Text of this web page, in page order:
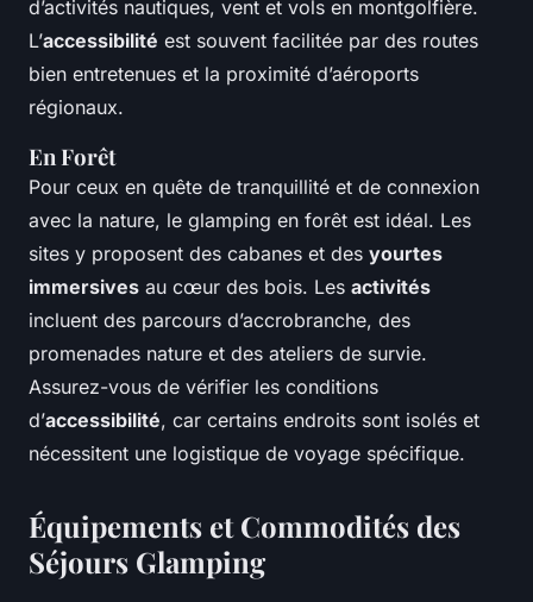
d’activités nautiques, vent et vols en montgolfière.
L’accessibilité est souvent facilitée par des routes
bien entretenues et la proximité d’aéroports
régionaux.
En Forêt
Pour ceux en quête de tranquillité et de connexion
avec la nature, le glamping en forêt est idéal. Les
sites y proposent des cabanes et des yourtes
immersives au cœur des bois. Les activités
incluent des parcours d’accrobranche, des
promenades nature et des ateliers de survie.
Assurez-vous de vérifier les conditions
d’accessibilité, car certains endroits sont isolés et
nécessitent une logistique de voyage spécifique.
Équipements et Commodités des
Séjours Glamping